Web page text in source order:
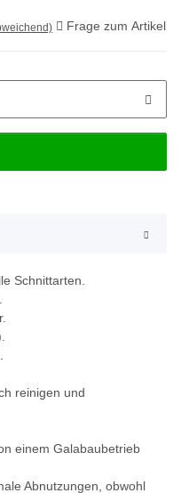
Frage zum Artikel
Schnittarten.
reinigen und
einem Galabaubetrieb
Abnutzungen, obwohl